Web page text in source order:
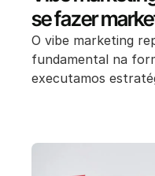
se fazer
O vibe marketing
fundamental na
executamos